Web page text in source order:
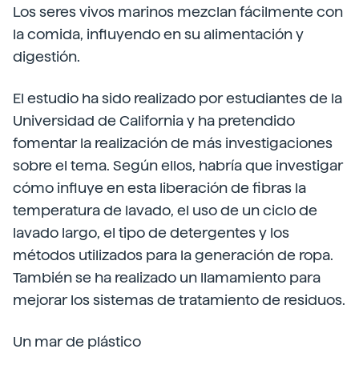
Los seres vivos marinos mezclan fácilmente con
la comida, influyendo en su alimentación y
digestión.
El estudio ha sido realizado por estudiantes de la
Universidad de California y ha pretendido
fomentar la realización de más investigaciones
sobre el tema. Según ellos, habría que investigar
cómo influye en esta liberación de fibras la
temperatura de lavado, el uso de un ciclo de
lavado largo, el tipo de detergentes y los
métodos utilizados para la generación de ropa.
También se ha realizado un llamamiento para
mejorar los sistemas de tratamiento de residuos.
Un mar de plástico